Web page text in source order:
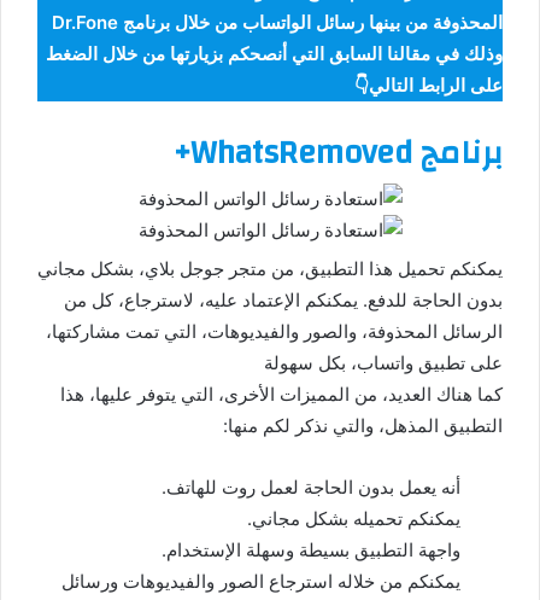
المحذوفة من بينها رسائل الواتساب من خلال برنامج Dr.Fone
وذلك في مقالنا السابق التي أنصحكم بزيارتها من خلال الضغط
على الرابط التالي👇
برنامج WhatsRemoved+
يمكنكم تحميل هذا التطبيق، من متجر جوجل بلاي، بشكل مجاني
بدون الحاجة للدفع. يمكنكم الإعتماد عليه، لاسترجاع، كل من
الرسائل المحذوفة، والصور والفيديوهات، التي تمت مشاركتها،
على تطبيق واتساب، بكل سهولة
كما هناك العديد، من المميزات الأخرى، التي يتوفر عليها، هذا
التطبيق المذهل، والتي نذكر لكم منها:
أنه يعمل بدون الحاجة لعمل روت للهاتف.
يمكنكم تحميله بشكل مجاني.
واجهة التطبيق بسيطة وسهلة الإستخدام.
يمكنكم من خلاله استرجاع الصور والفيديوهات ورسائل